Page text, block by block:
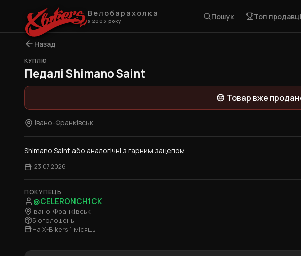
Велобарахолка
з 2003 року Пошук Топ
Назад
КУПЛЮ
Педалі Shimano Saint
😔 Товар вже
Івано-Франківськ
Shimano Saint або аналогічні з гарним зацепом
23.07.2026
ПОКУПЕЦЬ
@CELERONCH1CK
Івано-Франківськ
5 оголошень
На X-Bikers 1 місяць